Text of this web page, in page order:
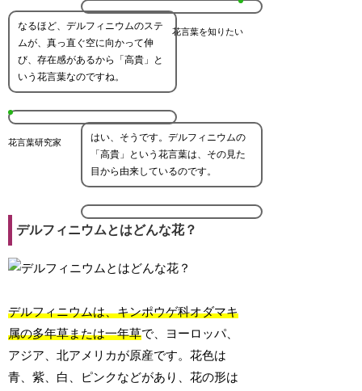
花言葉を知りたい
なるほど、デルフィニウムのステ
ムが、真っ直ぐ空に向かって伸
び、存在感があるから「高貴」と
いう花言葉なのですね。
花言葉研究家
はい、そうです。デルフィニウムの
「高貴」という花言葉は、その見た
目から由来しているのです。
デルフィニウムとはどんな花？
デルフィニウムは、キンポウゲ科オダマキ
属の多年草または一年草で、ヨーロッパ、
アジア、北アメリカが原産です。花色は
青、紫、白、ピンクなどがあり、花の形は